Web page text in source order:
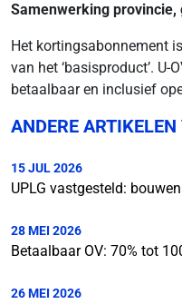
Samenwerking provincie,
Het kortingsabonnement
van het ‘basisproduct’.
betaalbaar en inclusief
ANDERE
15 JUL 2026
UPLG vastgesteld:
28 MEI 2026
Betaalbaar OV: 70% tot
26 MEI 2026